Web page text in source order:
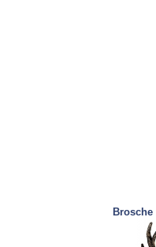
Brosche